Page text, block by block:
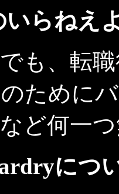
いらねえ
も、転
ために
ど何一
につ